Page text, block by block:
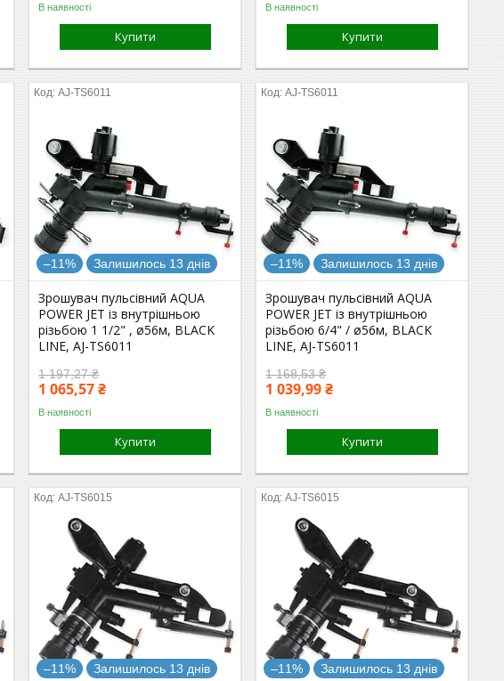
В наявності
Купити
В наявності
Купити
AJ-TS6011
–11% Залишилось 13 днів
Зрошувач пульсівний AQUA
POWER JET із внутрішньою
різьбою 1 1/2" , ø56м, BLACK
LINE, AJ-TS6011
1 197,27 ₴
1 065,57 ₴
В наявності
Купити
AJ-TS6011
–11% Залишилось 13 днів
Зрошувач пульсівний AQUA
POWER JET із внутрішньою
різьбою 6/4" / ø56м, BLACK
LINE, AJ-TS6011
1 168,53 ₴
1 039,99 ₴
В наявності
Купити
AJ-TS6015
–11% Залишилось 13 днів
AJ-TS6015
–11% Залишилось 13 днів